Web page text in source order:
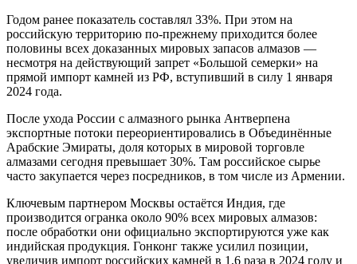
Годом ранее показатель составлял 33%. При этом на
российскую территорию по-прежнему приходится более
половины всех доказанных мировых запасов алмазов —
несмотря на действующий запрет «Большой семерки» на
прямой импорт камней из РФ, вступивший в силу 1 января
2024 года.
После ухода России с алмазного рынка Антверпена
экспортные потоки переориентировались в Объединённые
Арабские Эмираты, доля которых в мировой торговле
алмазами сегодня превышает 30%. Там российское сырье
часто закупается через посредников, в том числе из Армении.
Ключевым партнером Москвы остаётся Индия, где
производится огранка около 90% всех мировых алмазов:
после обработки они официально экспортируются уже как
индийская продукция. Гонконг также усилил позиции,
увеличив импорт российских камней в 1,6 раза в 2024 году и